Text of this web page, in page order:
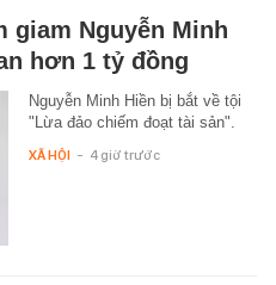
giam Nguyễn Minh
hơn 1 tỷ đồng
Nguyễn Minh Hiền bị bắt về tội
"Lừa đảo chiếm đoạt tài sản".
XÃ HỘI - 4 giờ trước